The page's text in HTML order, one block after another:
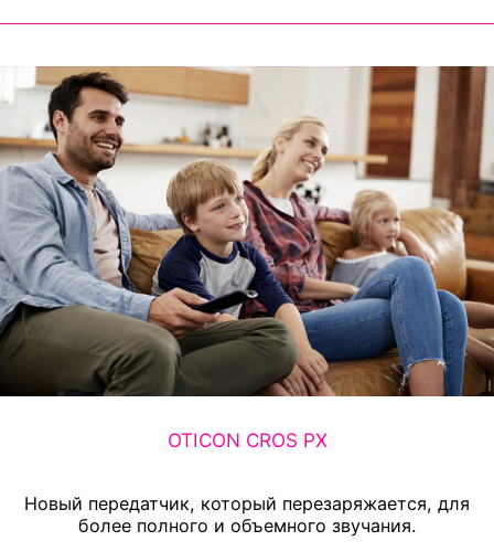
OTICON CROS PX
Новый передатчик, который перезаряжается, для
более полного и объемного звучания.